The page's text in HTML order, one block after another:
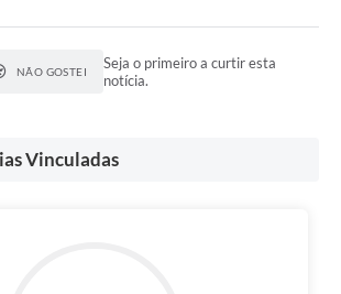
NÃO GOSTEI
Seja o primeiro a curtir esta
notícia.
Vinculadas